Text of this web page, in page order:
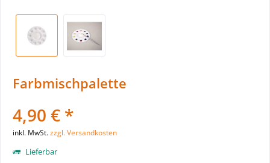
Farbmischpalette
4,90 € *
inkl. MwSt.zzgl. Versandkosten
Lieferbar